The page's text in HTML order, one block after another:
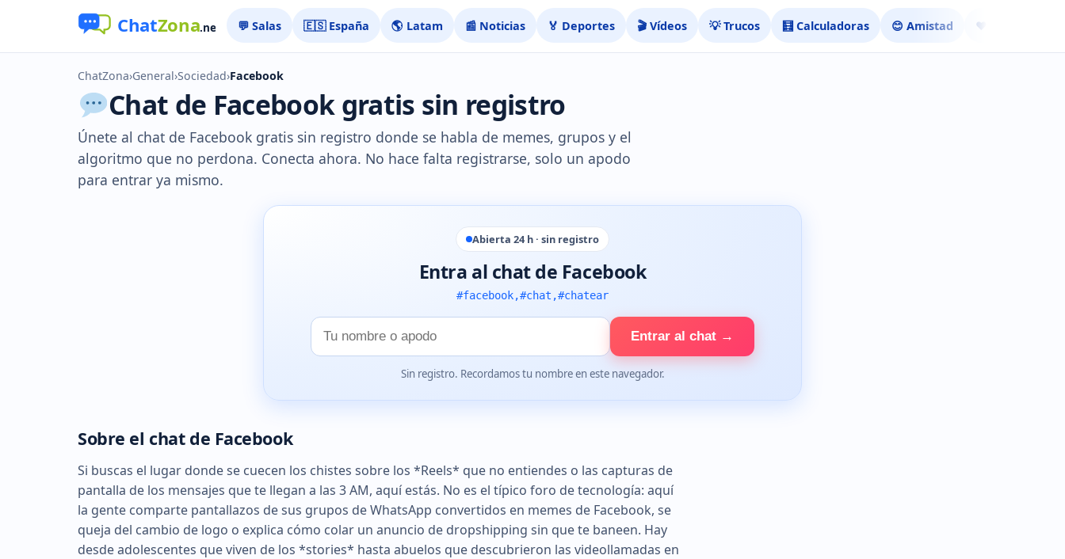
💬 Salas 🇪🇸 España 🌎 Latam 📰 Noticias 🏅 Deportes 🎬 Vídeos 💡 Trucos 🧮 Calculadoras 😊 Amistad ❤️ Ligar
ChatZona›General›Sociedad›Facebook
Chat de Facebook gratis sin registro
Únete al chat de Facebook gratis sin registro donde se habla de memes, grupos y el
algoritmo que no perdona. Conecta ahora. No hace falta registrarse, solo un apodo
para entrar ya mismo.
Abierta 24 h · sin registro
Entra al chat de Facebook
#facebook,#chat,#chatear
Tu
nombre
Entrar al chat →
Sin registro. Recordamos tu nombre en este navegador.
Sobre el chat de Facebook
Si buscas el lugar donde se cuecen los chistes sobre los *Reels* que no entiendes o las capturas de
pantalla de los mensajes que te llegan a las 3 AM, aquí estás. No es el típico foro de tecnología: aquí
la gente comparte pantallazos de sus grupos de WhatsApp convertidos en memes de Facebook, se
queja del cambio de logo o explica cómo colar un anuncio de dropshipping sin que te baneen. Hay
desde adolescentes que viven de los *stories* hasta abuelos que descubrieron las videollamadas en